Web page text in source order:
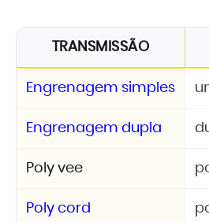
TRANSMISSÃO
Engrenagem simples
Engrenagem dupla
Poly vee
Poly cord